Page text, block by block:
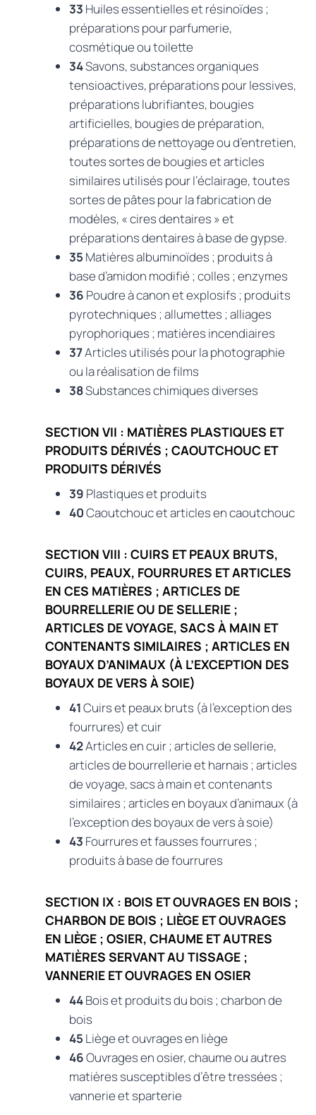
33 Huiles essentielles et résinoïdes ;
préparations pour parfumerie,
cosmétique ou toilette
34Savons, substances organiques
tensioactives, préparations pour lessives,
préparations lubrifiantes, bougies
artificielles, bougies de préparation,
préparations de nettoyage ou d’entretien,
toutes sortes de bougies et articles
similaires utilisés pour l’éclairage, toutes
sortes de pâtes pour la fabrication de
modèles, « cires dentaires » et
préparations dentaires à base de gypse.
35 Matières albuminoïdes ; produits à
base d’amidon modifié ; colles ; enzymes
36 Poudre à canon et explosifs ; produits
pyrotechniques ; allumettes ; alliages
pyrophoriques ; matières incendiaires
37Articles utilisés pour la photographie
ou la réalisation de films
38Substances chimiques diverses
SECTION VII : MATIÈRES PLASTIQUES ET
PRODUITS DÉRIVÉS ; CAOUTCHOUC ET
PRODUITS DÉRIVÉS
39 Plastiques et produits
40Caoutchouc et articles en caoutchouc
SECTION VIII : CUIRS ET PEAUX BRUTS,
CUIRS, PEAUX, FOURRURES ET ARTICLES
EN CES MATIÈRES ; ARTICLES DE
BOURRELLERIE OU DE SELLERIE ;
ARTICLES DE VOYAGE, SACS À MAIN ET
CONTENANTS SIMILAIRES ; ARTICLES EN
BOYAUX D’ANIMAUX (À L’EXCEPTION DES
BOYAUX DE VERS À SOIE)
41Cuirs et peaux bruts (à l’exception des
fourrures) et cuir
42Articles en cuir ; articles de sellerie,
articles de bourrellerie et harnais ; articles
de voyage, sacs à main et contenants
similaires ; articles en boyaux d’animaux (à
l’exception des boyaux de vers à soie)
43 Fourrures et fausses fourrures ;
produits à base de fourrures
SECTION IX : BOIS ET OUVRAGES EN BOIS ;
CHARBON DE BOIS ; LIÈGE ET OUVRAGES
EN LIÈGE ; OSIER, CHAUME ET AUTRES
MATIÈRES SERVANT AU TISSAGE ;
VANNERIE ET OUVRAGES EN OSIER
44Bois et produits du bois ; charbon de
bois
45 Liège et ouvrages en liège
46Ouvrages en osier, chaume ou autres
matières susceptibles d’être tressées ;
vannerie et sparterie